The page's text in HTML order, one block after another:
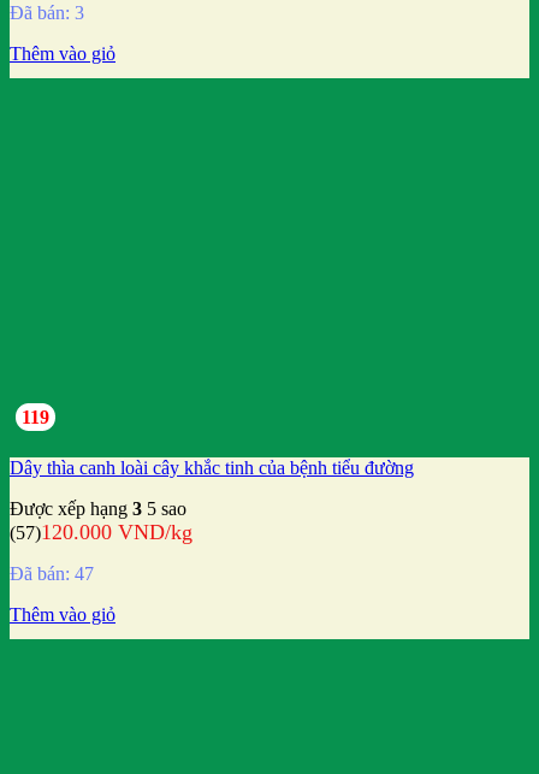
Đã bán: 3
Thêm vào giỏ
119
Dây thìa canh loài cây khắc tinh của bệnh tiểu đường
Được xếp hạng 3 5 sao
(57)120.000 VND/kg
Đã bán: 47
Thêm vào giỏ